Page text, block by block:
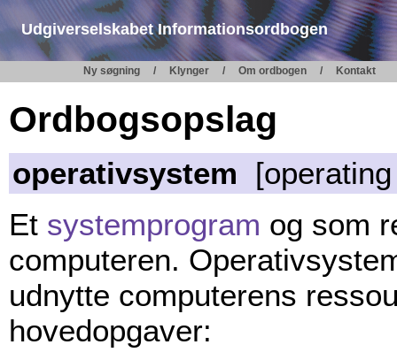
Udgiverselskabet Informationsordbogen
Ny søgning Klynger Om ordbogen Kontakt
Ordbogsopslag
operativsystem
Et systemprogram og som
computeren.
udnytte computerens
hovedopgaver: